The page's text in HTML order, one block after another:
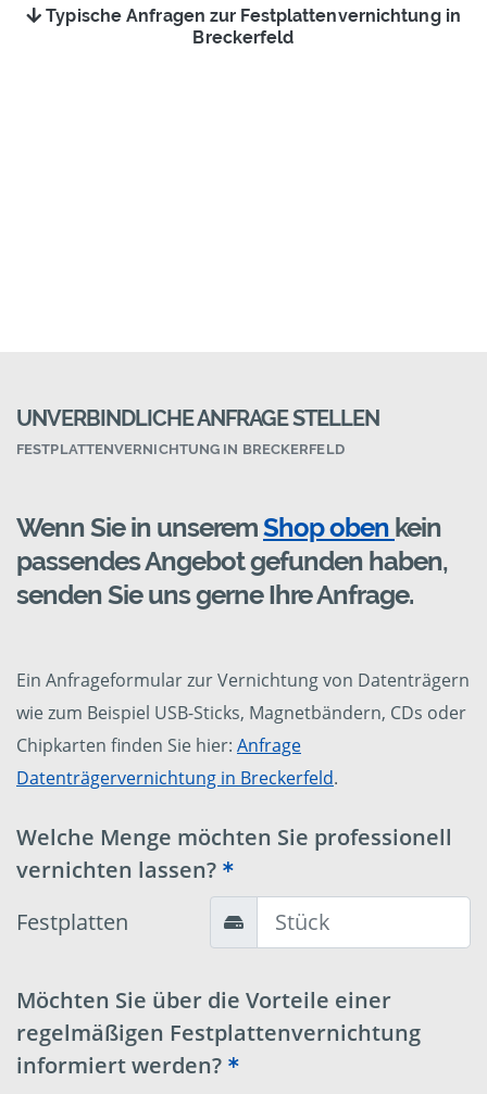
Typische Anfragen zur Festplattenvernichtung in
Breckerfeld
UNVERBINDLICHE ANFRAGE STELLEN
FESTPLATTENVERNICHTUNG IN BRECKERFELD
Wenn Sie in unseremShop oben kein
passendes Angebot gefunden haben,
senden Sie uns gerne Ihre Anfrage.
Ein Anfrageformular zur Vernichtung von Datenträgern
wie zum Beispiel USB-Sticks, Magnetbändern, CDs oder
Chipkarten finden Sie hier: Anfrage
Datenträgervernichtung in Breckerfeld.
Welche Menge möchten Sie professionell
vernichten lassen?
Festplatten
Möchten Sie über die Vorteile einer
regelmäßigen Festplattenvernichtung
informiert werden?